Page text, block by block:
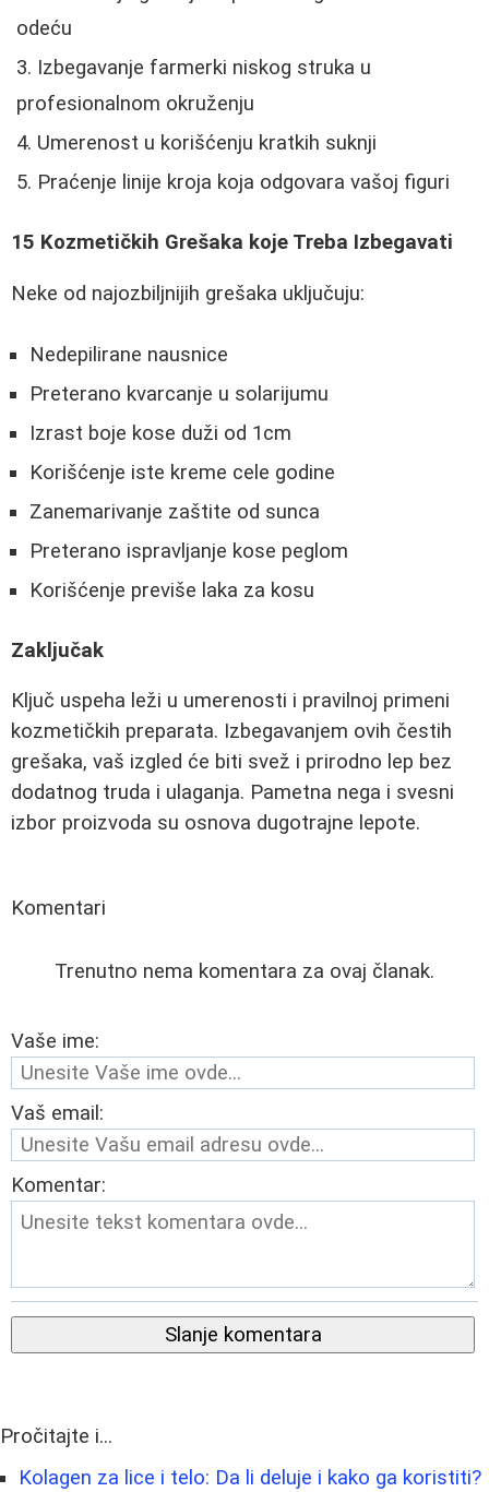
odeću
Izbegavanje farmerki niskog struka u
profesionalnom okruženju
Umerenost u korišćenju kratkih suknji
Praćenje linije kroja koja odgovara vašoj figuri
15 Kozmetičkih Grešaka koje Treba Izbegavati
Neke od najozbiljnijih grešaka uključuju:
Nedepilirane nausnice
Preterano kvarcanje u solarijumu
Izrast boje kose duži od 1cm
Korišćenje iste kreme cele godine
Zanemarivanje zaštite od sunca
Preterano ispravljanje kose peglom
Korišćenje previše laka za kosu
Zaključak
Ključ uspeha leži u umerenosti i pravilnoj primeni
kozmetičkih preparata. Izbegavanjem ovih čestih
grešaka, vaš izgled će biti svež i prirodno lep bez
dodatnog truda i ulaganja. Pametna nega i svesni
izbor proizvoda su osnova dugotrajne lepote.
Komentari
Trenutno nema komentara za ovaj članak.
Vaše ime:
Vaš email:
Komentar:
Slanje komentara
Pročitajte i...
Kolagen za lice i telo: Da li deluje i kako ga koristiti?